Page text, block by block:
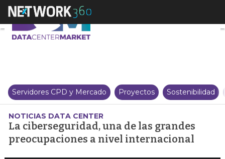
La ciberseguridad, una de las
Servidores CPD y Mercado Proyectos Sostenibilidad
NOTICIAS DATA CENTER
La ciberseguridad, una de las grandes
preocupaciones a nivel internacional